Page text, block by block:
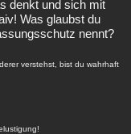
denkt und sich mit
Was glaubst du
nennt?
verstehst, bist du wahrhaft